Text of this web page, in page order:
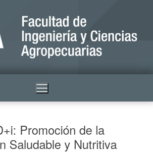
Promoción de la
Saludable y Nutritiva